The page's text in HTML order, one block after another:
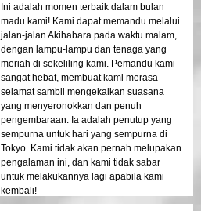
Ini adalah momen terbaik dalam bulan
madu kami! Kami dapat memandu melalui
jalan-jalan Akihabara pada waktu malam,
dengan lampu-lampu dan tenaga yang
meriah di sekeliling kami. Pemandu kami
sangat hebat, membuat kami merasa
selamat sambil mengekalkan suasana
yang menyeronokkan dan penuh
pengembaraan. Ia adalah penutup yang
sempurna untuk hari yang sempurna di
Tokyo. Kami tidak akan pernah melupakan
pengalaman ini, dan kami tidak sabar
untuk melakukannya lagi apabila kami
kembali!